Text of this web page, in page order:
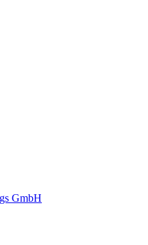
GmbH